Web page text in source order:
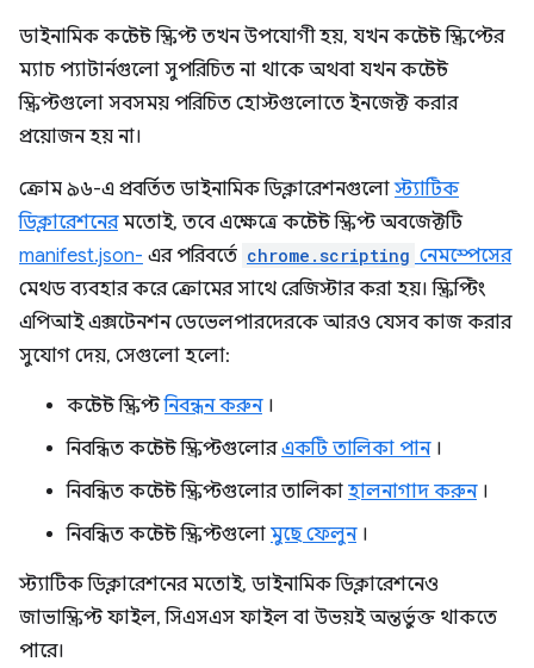
ডাইনামিক কন্টেন্ট স্ক্রিপ্ট তখন উপযোগী হয়, যখন কন্টেন্ট স্ক্রিপ্টের
ম্যাচ প্যাটার্নগুলো সুপরিচিত না থাকে অথবা যখন কন্টেন্ট
স্ক্রিপ্টগুলো সবসময় পরিচিত হোস্টগুলোতে ইনজেক্ট করার
প্রয়োজন হয় না।
ক্রোম ৯৬-এ প্রবর্তিত ডাইনামিক ডিক্লারেশনগুলোস্ট্যাটিক
ডিক্লারেশনেরমতোই, তবে এক্ষেত্রে কন্টেন্ট স্ক্রিপ্ট অবজেক্টটি
manifest.json- এর পরিবর্তে chrome.scripting নেমস্পেসের
মেথড ব্যবহার করে ক্রোমের সাথে রেজিস্টার করা হয়। স্ক্রিপ্টিং
এপিআই এক্সটেনশন ডেভেলপারদেরকে আরও যেসব কাজ করার
সুযোগ দেয়, সেগুলো হলো:
কন্টেন্ট স্ক্রিপ্টনিবন্ধন করুন।
নিবন্ধিত কন্টেন্ট স্ক্রিপ্টগুলোরএকটি তালিকা পান।
নিবন্ধিত কন্টেন্ট স্ক্রিপ্টগুলোর তালিকা হালনাগাদ করুন।
নিবন্ধিত কন্টেন্ট স্ক্রিপ্টগুলো মুছে ফেলুন।
স্ট্যাটিক ডিক্লারেশনের মতোই, ডাইনামিক ডিক্লারেশনেও
জাভাস্ক্রিপ্ট ফাইল, সিএসএস ফাইল বা উভয়ই অন্তর্ভুক্ত থাকতে
পারে।